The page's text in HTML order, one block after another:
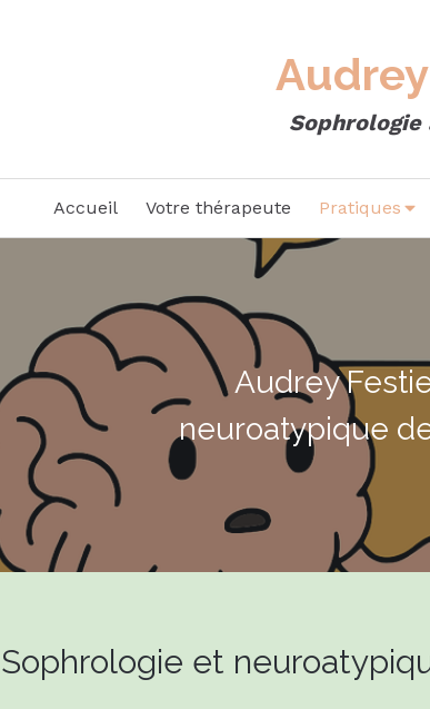
Sophrologie
Accueil Votre thérapeute Pratiques
Audrey
neuroatypique
Sophrologie et